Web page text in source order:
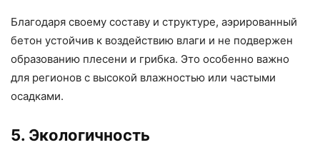
Благодаря своему составу и структуре, аэрированный
бетон устойчив к воздействию влаги и не подвержен
образованию плесени и грибка. Это особенно важно
для регионов с высокой влажностью или частыми
осадками.
5. Экологичность